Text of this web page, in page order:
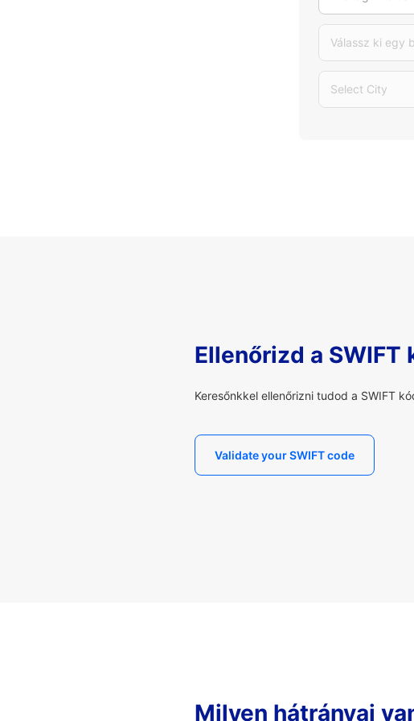
Válassz ki egy
Select City
Ellenőrizd a SWIFT
Keresőnkkel ellenőrizni tudod a SWIFT
Validate your SWIFT code
Milyen hátrányai